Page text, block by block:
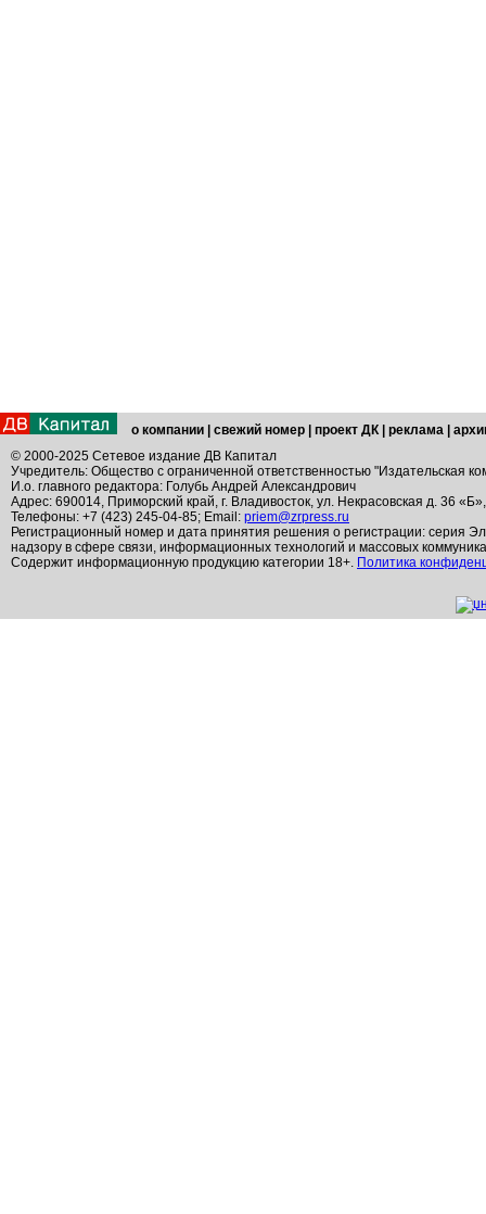
о компании свежий номер проект ДК реклама
© 2000-2025 Сетевое издание ДВ Капитал
Учредитель: Общество с ограниченной ответственностью "Издательская
И.о. главного редактора: Голубь Андрей Александрович
Адрес: 690014, Приморский край, г. Владивосток, ул. Некрасовская д. 36
Телефоны: +7 (423) 245-04-85; Email: priem@zrpress.ru
Регистрационный номер и дата принятия решения о регистрации: серия
надзору в сфере связи, информационных технологий и массовых
Содержит информационную продукцию категории 18+. Политика